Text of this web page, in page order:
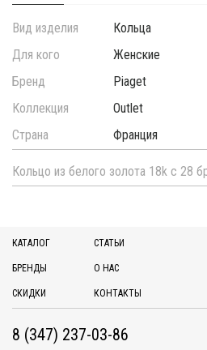
Вид изделия
Кольца
Для кого
Женские
Бренд
Piaget
Коллекция
Outlet
Страна
Франция
Кольцо из белого золота 18k с 28
КАТАЛОГ
БРЕНДЫ
СКИДКИ
СТАТЬИ
О НАС
КОНТАКТЫ
8 (347) 237-03-86